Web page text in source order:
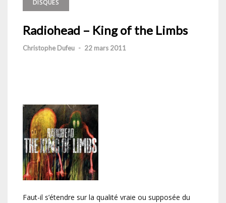
DISQUES
Radiohead – King of the Limbs
Christophe Dufeu - 22 mars 2011
Faut-il s’étendre sur la qualité vraie ou supposée du